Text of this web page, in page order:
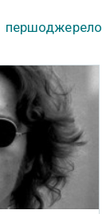
першоджерело